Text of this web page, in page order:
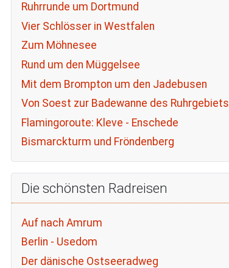
Ruhrrunde um Dortmund
Vier Schlösser in Westfalen
Zum Möhnesee
Rund um den Müggelsee
Mit dem Brompton um den Jadebusen
Von Soest zur Badewanne des Ruhrgebiets
Flamingoroute: Kleve - Enschede
Bismarckturm und Fröndenberg
Die schönsten Radreisen
Auf nach Amrum
Berlin - Usedom
Der dänische Ostseeradweg